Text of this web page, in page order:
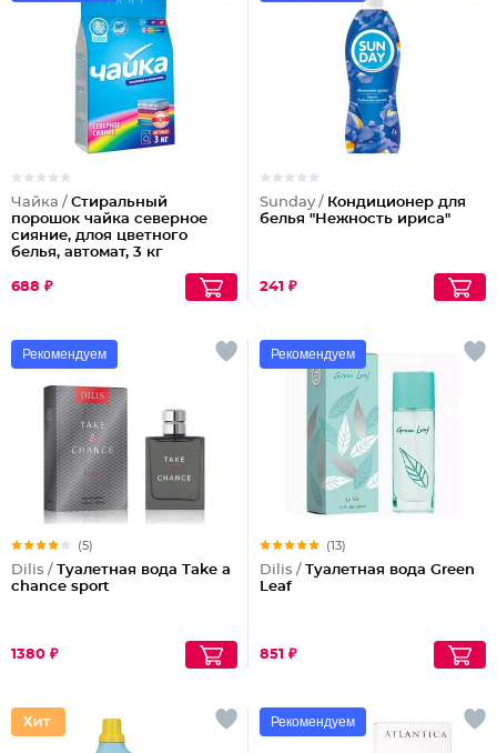
Чайка / Стиральный
порошок чайка северное
сияние, длоя цветного
белья, автомат, 3 кг
688 ₽
Sunday / Кондиционер для
белья "Нежность ириса"
241 ₽
Рекомендуем
(5)
Dilis / Туалетная вода Take a
chance sport
1380 ₽
Рекомендуем
(13)
Dilis / Туалетная вода Green
Leaf
851 ₽
Рекомендуем